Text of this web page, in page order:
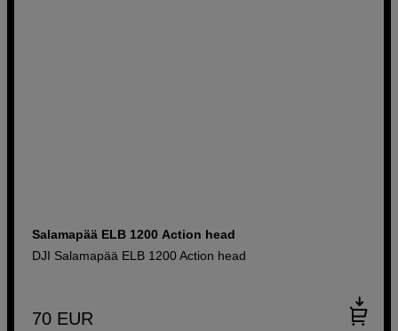
Salamapää ELB 1200 Action head
DJI Salamapää ELB 1200 Action head
70 EUR